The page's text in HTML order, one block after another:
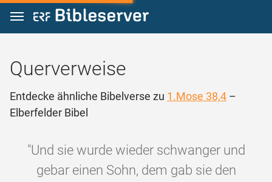
Zum Inhalt springen
Querverweise
Entdecke ähnliche Bibelverse zu 1.Mose 38,4 –
Elberfelder Bibel
"Und sie wurde wieder schwanger und
gebar einen Sohn, dem gab sie den